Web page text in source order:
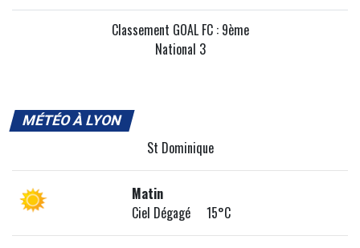
Classement GOAL FC : 9ème
National 3
MÉTÉO À LYON
St Dominique
Matin
Ciel Dégagé 15°C